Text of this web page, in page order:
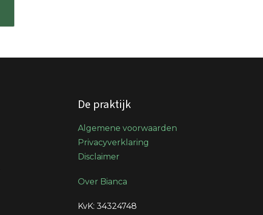
De praktijk
Algemene voorwaarden
Privacyverklaring
Disclaimer
Over Bianca
KvK: 34324748